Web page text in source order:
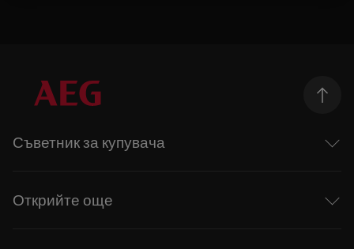
Съветник за купувача
Перални със сушилня
Сушилни
Открийте още